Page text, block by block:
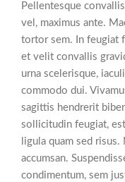
Pellentesque
vel, maximus ante.
tortor sem. In feugiat
et velit convallis
urna scelerisque,
commodo dui.
sagittis hendrerit
sollicitudin feugiat,
ligula quam sed
accumsan.
condimentum, sem